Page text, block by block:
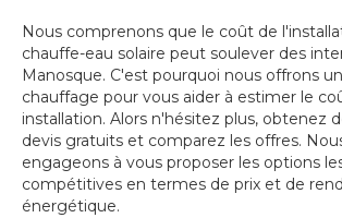
Nous comprenons que le coût de
chauffe-eau solaire peut soulever des
Manosque. C'est pourquoi nous offrons
chauffage pour vous aider à estimer le
installation. Alors n'hésitez plus, obtenez
devis gratuits et comparez les offres.
engageons à vous proposer les options
compétitives en termes de prix et de
énergétique.